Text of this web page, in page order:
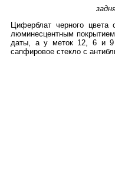
Циферблат черного
люминесцентным
даты, а у меток 12, 6 и 9
сапфировое стекло с